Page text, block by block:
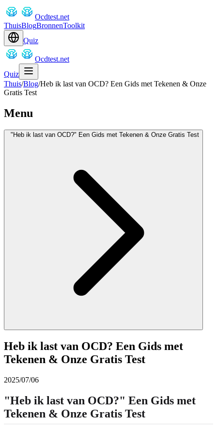
Ocdtest.net
ThuisBlogBronnenToolkit
Quiz
Ocdtest.net
Quiz
Thuis/Blog/Heb ik last van OCD? Een Gids met Tekenen & Onze
Gratis Test
Menu
"Heb ik last van OCD?" Een Gids met Tekenen & Onze Gratis Test
Heb ik last van OCD? Een Gids met
Tekenen & Onze Gratis Test
2025/07/06
"Heb ik last van OCD?" Een Gids met
Tekenen & Onze Gratis Test